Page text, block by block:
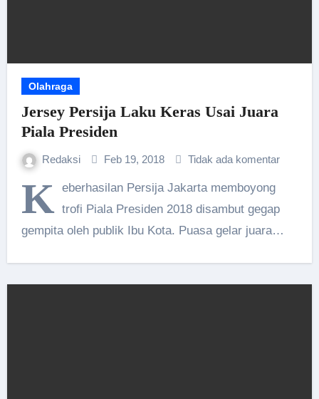
Olahraga
Jersey Persija Laku Keras Usai Juara
Piala Presiden
Redaksi Feb 19, 2018 Tidak ada komentar
K eberhasilan Persija Jakarta memboyong
trofi Piala Presiden 2018 disambut gegap
gempita oleh publik Ibu Kota. Puasa gelar juara…